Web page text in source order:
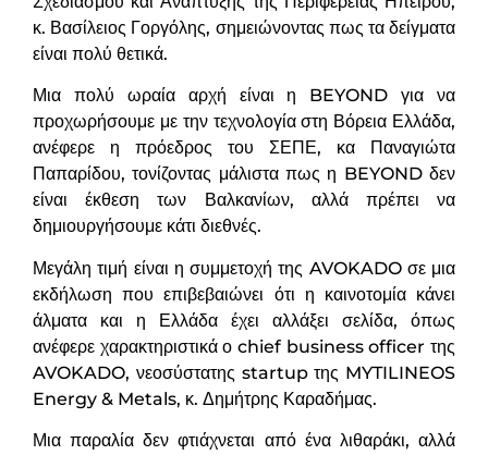
κ. Βασίλειος Γοργόλης, σημειώνοντας πως τα δείγματα
είναι πολύ θετικά.
Μια πολύ ωραία αρχή είναι η BEYOND για να
προχωρήσουμε με την τεχνολογία στη Βόρεια Ελλάδα,
ανέφερε η πρόεδρος του ΣΕΠΕ, κα Παναγιώτα
Παπαρίδου, τονίζοντας μάλιστα πως η BEYOND δεν
είναι έκθεση των Βαλκανίων, αλλά πρέπει να
δημιουργήσουμε κάτι διεθνές.
Μεγάλη τιμή είναι η συμμετοχή της AVOKADO σε μια
εκδήλωση που επιβεβαιώνει ότι η καινοτομία κάνει
άλματα και η Ελλάδα έχει αλλάξει σελίδα, όπως
ανέφερε χαρακτηριστικά ο chief business officer της
AVOKADO, νεοσύστατης startup της MYTILINEOS
Energy & Metals, κ. Δημήτρης Καραδήμας.
Μια παραλία δεν φτιάχνεται από ένα λιθαράκι, αλλά